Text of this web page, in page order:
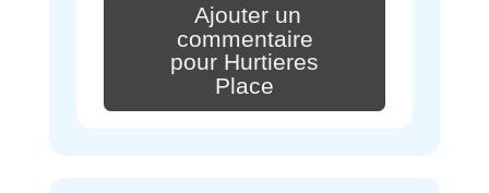
Ajouter un
commentaire
pour Hurtieres
Place